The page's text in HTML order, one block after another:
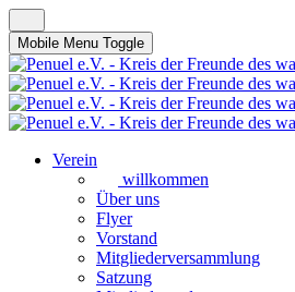
Mobile Menu Toggle
Verein
willkommen
Über uns
Flyer
Vorstand
Mitgliederversammlung
Satzung